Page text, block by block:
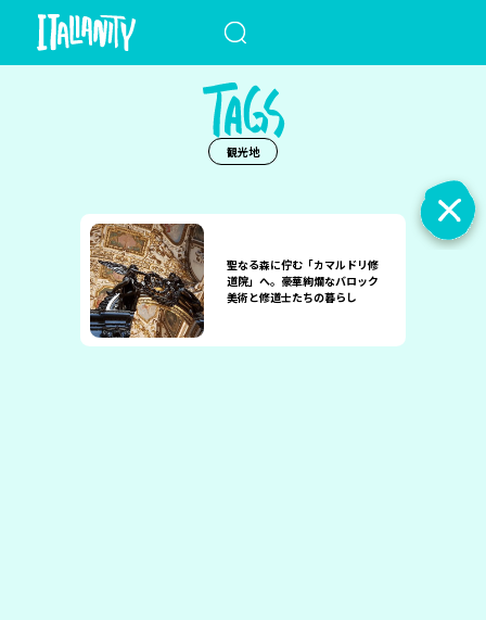
観光地
聖なる森に佇む「カマルドリ修
道院」へ。豪華絢爛なバロック
美術と修道士たちの暮らし